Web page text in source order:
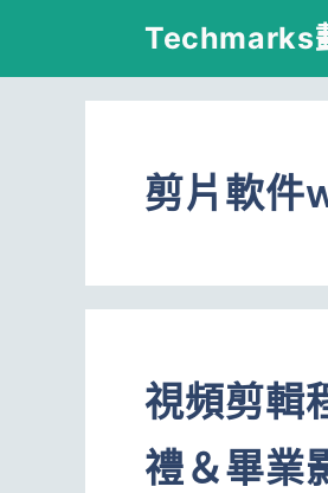
Techmarks
剪片軟
視頻剪輯
禮＆畢業